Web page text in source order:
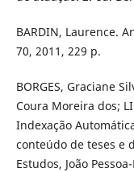
BARDIN, Laurence.
70, 2011, 229 p.
BORGES, Graciane
Coura Moreira dos;
Indexação
conteúdo de teses e
Estudos, João